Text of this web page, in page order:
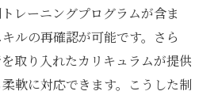
での柔軟な働き方を実現
間関係構築のコツ
ャリアプランニングの重要性
レーニングプログラムが含ま
ルの再確認が可能です。さら
取り入れたカリキュラムが提供
軟に対応できます。こうした制